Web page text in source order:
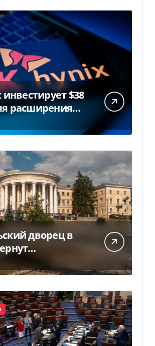
инвестирует $38
расширения
в Южной Корее
дворец в
— решение